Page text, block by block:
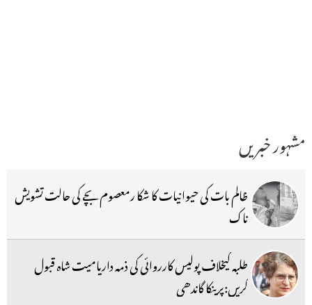
مشہور خبریں
ظالم بات کی حیوانیات کا شکا رمعصوم بچے کی حالت تشویش
ناک
طلبہ کیخلاف پولیس کارروائی کی ذمہ داریامیت شاہ قبول
کریں:پرینکا گاندھی